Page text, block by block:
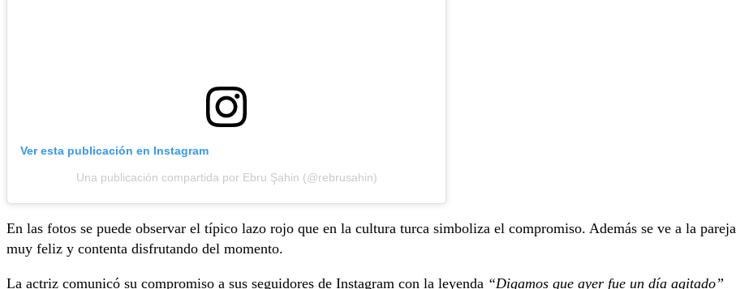
Ver esta publicación en Instagram
Una publicación compartida por Ebru Şahin (@rebrusahin)
En las fotos se puede observar el típico lazo rojo que en la cultura turca simboliza el compromiso. Además se ve a la pareja
muy feliz y contenta disfrutando del momento.
La actriz comunicó su compromiso a sus seguidores de Instagram con la leyenda “Digamos que ayer fue un día agitado”